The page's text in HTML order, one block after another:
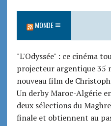
MONDE
"L'Odyssée" : ce cinéma
projecteur argentique 35
nouveau film de
Un derby Maroc-Algérie
deux sélections du
finale et obtiennent au